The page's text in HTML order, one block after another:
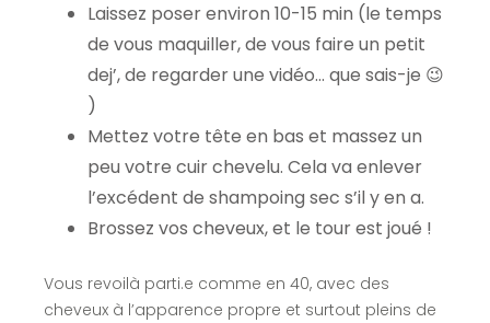
Laissez poser environ 10-15 min (le temps
de vous maquiller, de vous faire un petit
dej’, de regarder une vidéo… que sais-je 😉
)
Mettez votre tête en bas et massez un
peu votre cuir chevelu. Cela va enlever
l’excédent de shampoing sec s’il y en a.
Brossez vos cheveux, et le tour est joué !
Vous revoilà parti.e comme en 40, avec des
cheveux à l’apparence propre et surtout pleins de